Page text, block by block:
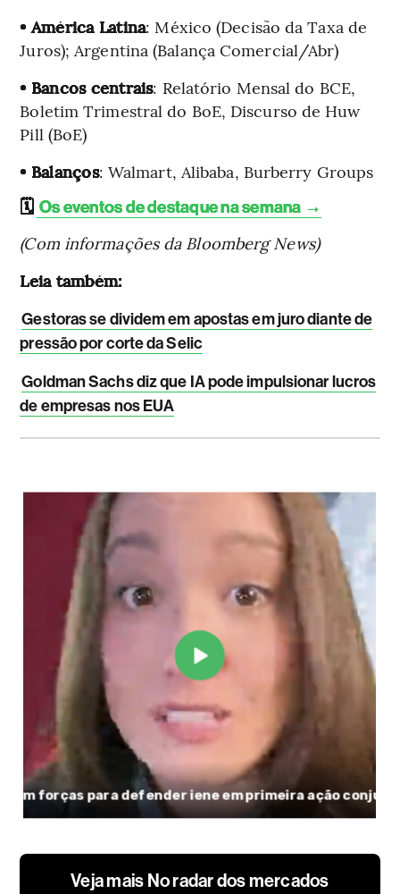
• América Latina: México (Decisão da Taxa de
Juros); Argentina (Balança Comercial/Abr)
• Bancos centrais: Relatório Mensal do BCE,
Boletim Trimestral do BoE, Discurso de Huw
Pill (BoE)
• Balanços: Walmart, Alibaba, Burberry Groups
🗓️ Os eventos de destaque na semana →
(Com informações da Bloomberg News)
Leia também:
Gestoras se dividem em apostas em juro diante de
pressão por corte da Selic
Goldman Sachs diz que IA pode impulsionar lucros
de empresas nos EUA
Veja mais No radar dos mercados